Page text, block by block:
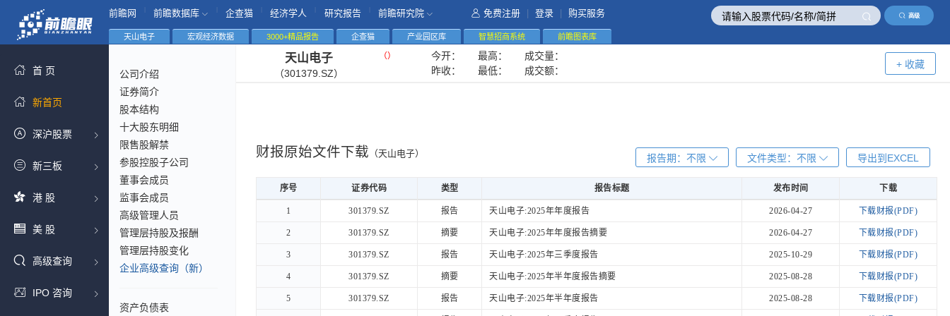
高级
前瞻网 前瞻数据库 企查猫 经济学人 研究报告 前瞻研究院 免费注册 登录 购买服务
首 页
新首页
深沪股票
新三板
港 股
美 股
高级查询
IPO 咨询
天山电子 宏观经济数据 3000+精品报告 企查猫 产业园区库 智慧招商系统 前瞻图表库
公司介绍
证券简介
股本结构
十大股东明细
限售股解禁
参股控股子公司
董事会成员
监事会成员
高级管理人员
管理层持股及报酬
管理层持股变化
企业高级查询（新）
资产负债表
天山电子
（301379.SZ）
（） 今开： 最高：
成交量：
昨收：
最低： 成交额：
+ 收藏
财报原始文件下载 （天山电子） 导出到EXCEL
文件类型： 不限
报告期： 不限
序号 证券代码 类型 报告标题 发布时间
下载
序号
证券代码 类型 发布时间 下载
1 301379.SZ 报告 天山电子:2025年年度报告 2026-04-27 下载财报(PDF)
2 301379.SZ 摘要 天山电子:2025年年度报告摘要 2026-04-27 下载财报(PDF)
3 301379.SZ 报告 天山电子:2025年三季度报告 2025-10-29 下载财报(PDF)
4 301379.SZ 摘要 天山电子:2025年半年度报告摘要 2025-08-28 下载财报(PDF)
5 301379.SZ 报告 天山电子:2025年半年度报告 2025-08-28 下载财报(PDF)
序号
1
2
3
4
5